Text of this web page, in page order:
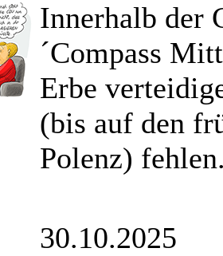
Innerhalb der
´Compass
Erbe
(bis auf den
Polenz)
30.10.2025